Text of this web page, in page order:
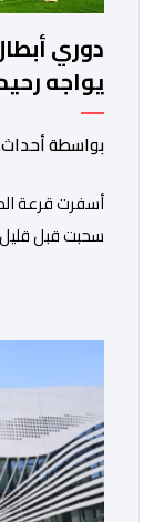
دوري
يواجه
بواسطة
أسفرت قرعة
سحبت قبل
نهضة بركان
الغامبي،